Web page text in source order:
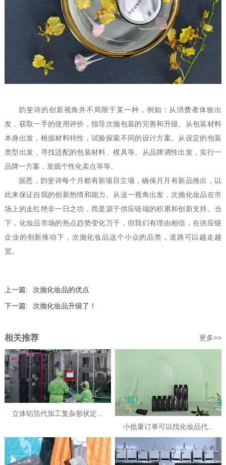
韵斐诗的创新视角并不局限于某一种，例如：从消费者体验出
发，获取一手的使用评价，指导次抛包装的完善和升级。从包装材料
本身出发，根据材料特性，试验探索不同的设计方案。从设定的包装
类型出发，寻找适配的包装材料、模具等。从品牌调性出发，实行一
品牌一方案，发掘个性化卖点等等。
据悉，韵斐诗每个月都有新项目立项，确保月月有新品推出，以
此来保证自我的创新热情和能力。从这一视角出发，次抛化妆品在市
场上的走红绝非一日之功，而是源于供应链端的积累和创新支持。当
下，化妆品市场的热点趋势变化万千，但我们有理由相信，在供应链
企业的创新推动下，次抛化妆品这个小众的品类，道路可以越走越
宽。
上一篇:
次抛化妆品的优点
下一篇:
次抛化妆品升级了！
相关推荐 更多>>
立体铝箔代加工复杂形状定...
小批量订单可以找化妆品代...